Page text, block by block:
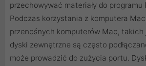
przechowywać materiały do ​​programu
Podczas korzystania z komputera
przenośnych komputerów Mac, takich
dyski zewnętrzne są często
może prowadzić do zużycia portu.